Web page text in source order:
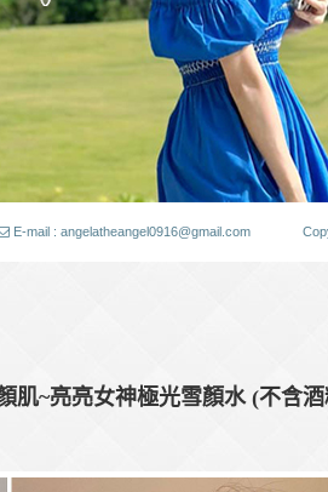
E-mail : angelatheangel0916@gmail.com
肌~亮亮女神極光雪顏水 (不含